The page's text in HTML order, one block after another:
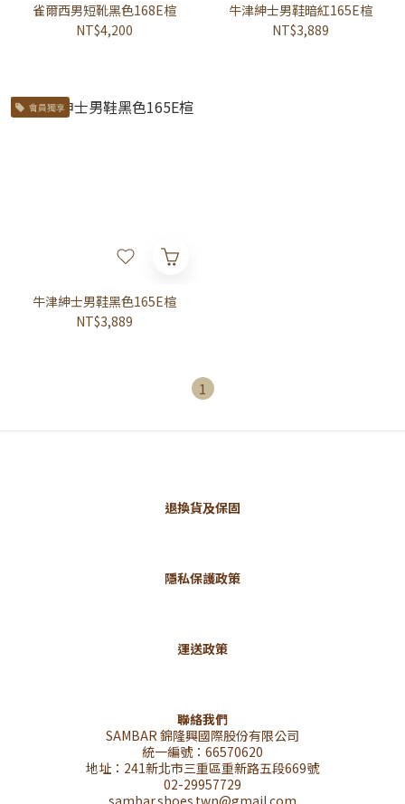
雀爾西男短靴黑色168E楦
NT$4,200
牛津紳士男鞋暗紅165E楦
NT$3,889
會員獨享
牛津紳士男鞋黑色165E楦
NT$3,889
1
退換貨及保固
隱私保護政策
運送政策
聯絡我們
SAMBAR 錦隆興國際股份有限公司
統一編號：66570620
地址：241新北市三重區重新路五段669號
02-29957729
sambar.shoes.twn@gmail.com